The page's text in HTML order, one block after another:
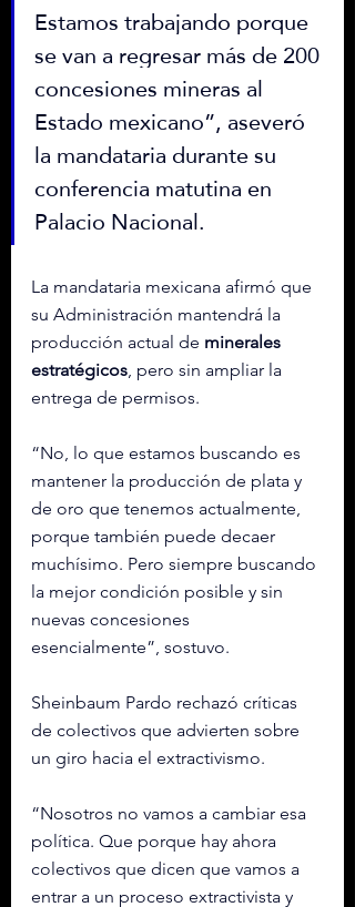
Estamos trabajando porque
se van a regresar más de 200
concesiones mineras al
Estado mexicano”, aseveró
la mandataria durante su
conferencia matutina en
Palacio Nacional.
La mandataria mexicana afirmó que
su Administración mantendrá la
producción actual de minerales
estratégicos, pero sin ampliar la
entrega de permisos.
“No, lo que estamos buscando es
mantener la producción de plata y
de oro que tenemos actualmente,
porque también puede decaer
muchísimo. Pero siempre buscando
la mejor condición posible y sin
nuevas concesiones
esencialmente”, sostuvo.
Sheinbaum Pardo rechazó críticas
de colectivos que advierten sobre
un giro hacia el extractivismo.
“Nosotros no vamos a cambiar esa
política. Que porque hay ahora
colectivos que dicen que vamos a
entrar a un proceso extractivista y